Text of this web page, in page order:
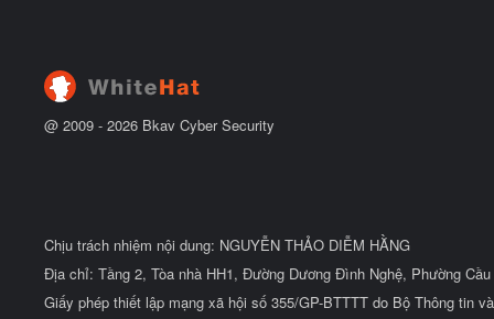
@ 2009 - 2026 Bkav Cyber Security
Chịu trách nhiệm nội dung: NGUYỄN THẢO DIỄM HẰNG
Địa chỉ: Tầng 2, Tòa nhà HH1, Đường Dương Đình Nghệ, Phường
Giấy phép thiết lập mạng xã hội số 355/GP-BTTTT do Bộ Thông tin